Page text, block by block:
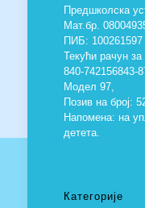
Предшколска
Мат.бр.
ПИБ: 100261597
Текући рачун
840-742156843-
Модел 97,
Позив на број:
Напомена: на
детета.
Категорије